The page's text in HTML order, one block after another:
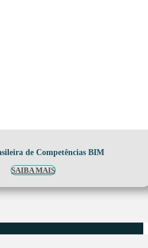
de Competências BIM
SAIBA MAIS